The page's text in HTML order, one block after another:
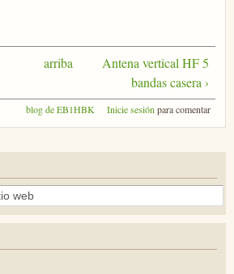
arriba
Antena vertical HF 5
bandas casera ›
blog de EB1HBK Inicie sesión para comentar